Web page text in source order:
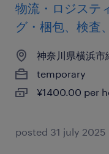
物流・ロジステ
グ・梱包、検査
神奈川県横浜市
temporary
¥1400.00 per
posted 31 july 2025